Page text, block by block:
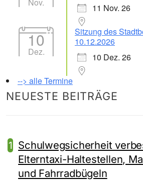
11 Nov. 26
10
Dez.
Sitzung des
10.12.2026
10 Dez. 26
--> alle Termine
NEUESTE BEITRÄGE
Schulwegsicherheit
Elterntaxi-Haltestellen,
und Fahrradbügeln